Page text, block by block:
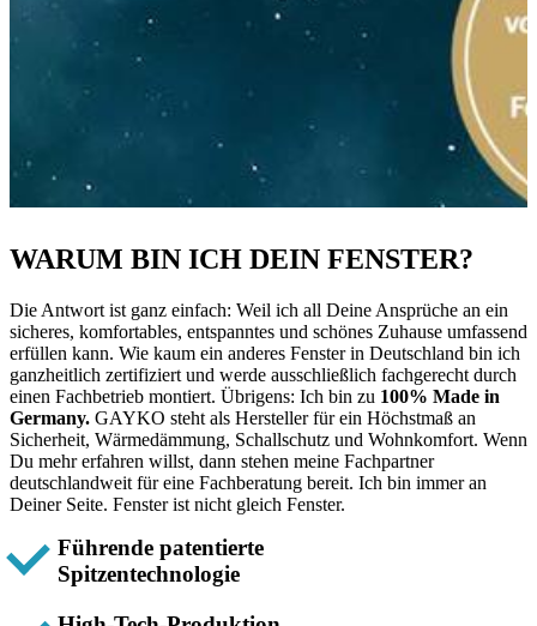
WARUM BIN ICH DEIN FENSTER?
Die Antwort ist ganz einfach: Weil ich all Deine Ansprüche an ein
sicheres, komfortables, entspanntes und schönes Zuhause umfassend
erfüllen kann. Wie kaum ein anderes Fenster in Deutschland bin ich
ganzheitlich zertifiziert und werde ausschließlich fachgerecht durch
einen Fachbetrieb montiert. Übrigens: Ich bin zu 100% Made in
Germany. GAYKO steht als Hersteller für ein Höchstmaß an
Sicherheit, Wärmedämmung, Schallschutz und Wohnkomfort. Wenn
Du mehr erfahren willst, dann stehen meine Fachpartner
deutschlandweit für eine Fachberatung bereit. Ich bin immer an
Deiner Seite. Fenster ist nicht gleich Fenster.
Führende patentierte
Spitzentechnologie